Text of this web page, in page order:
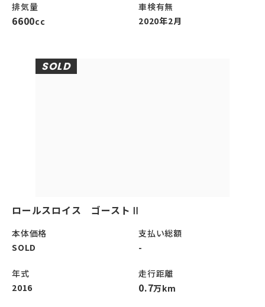
排気量
6600cc
車検有無
2020年2月
SOLD
ロールスロイス ゴーストⅡ
本体価格
SOLD
支払い総額
-
年式
2016
走行距離
0.7万km